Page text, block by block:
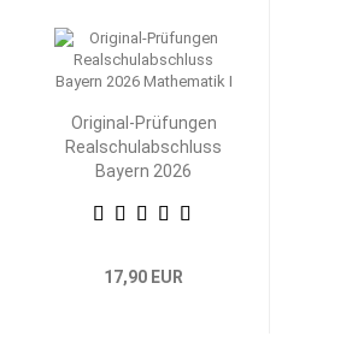
Original-Prüfungen
Realschulabschluss
Bayern 2026
17,90 EUR